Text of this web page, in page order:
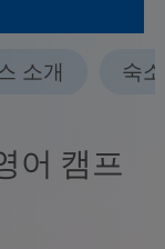
소개 숙
어 캠프